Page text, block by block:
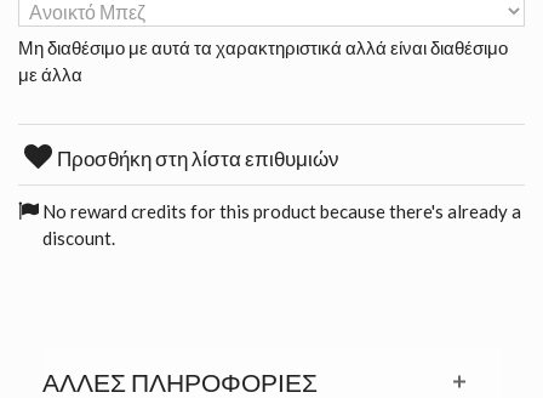
Μη διαθέσιμο με αυτά τα χαρακτηριστικά αλλά είναι διαθέσιμο
με άλλα
Προσθήκη στη λίστα επιθυμιών
No reward credits for this product because there's already a
discount.
ΆΛΛΕΣ ΠΛΗΡΟΦΟΡΊΕΣ